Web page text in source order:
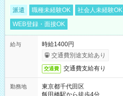
派遣 職種未経験OK 社会人未経験OK
WEB登録・面接OK
給与
時給1400円
交通費別途支給あり
交通費 交通費支給有り
勤務地
東京都千代田区
飯田橋駅から徒歩4分